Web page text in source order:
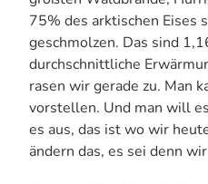
75% des arktischen Eises
geschmolzen. Das sind
durchschnittliche
rasen wir gerade zu. Man
vorstellen. Und man will
es aus, das ist wo wir
ändern das, es sei denn